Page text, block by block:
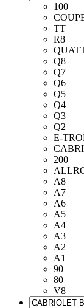
100
TT
R8
Q8
Q7
Q6
Q5
Q4
Q3
Q2
E-
200
A8
A7
A6
A5
A4
A3
A2
A1
90
80
V8